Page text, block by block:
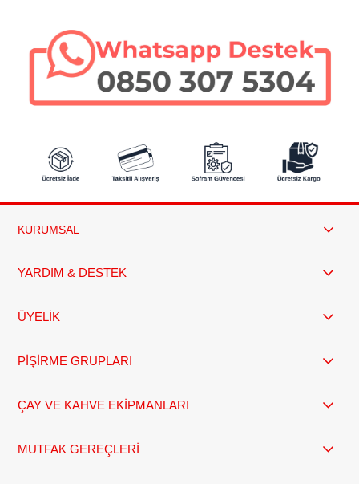
KURUMSAL
YARDIM & DESTEK
ÜYELİK
PİŞİRME GRUPLARI
ÇAY VE KAHVE EKİPMANLARI
MUTFAK GEREÇLERİ